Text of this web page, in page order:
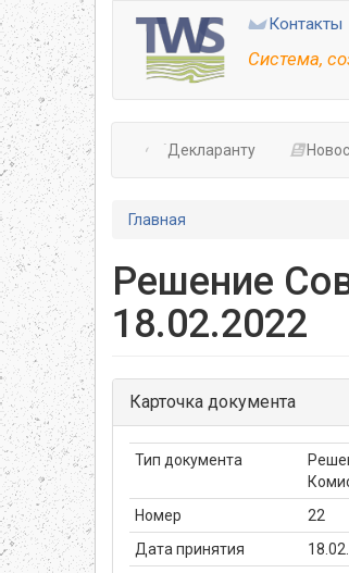
Перейти
к
основному
содержанию
Контакты
Система,
Декларанту
Главная
Решение
18.02.2022
Карточка документа
Тип документа
Номер
22
Дата принятия